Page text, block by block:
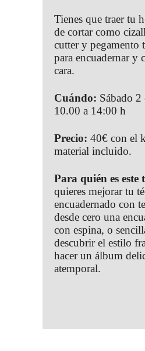
Tienes que traer tu
de cortar como
cutter y pegamento
para encuadernar y
cara.
Cuándo: Sábado 2
10.00 a 14:00 h
Precio: 40€ con el
material incluido.
Para quién es este
quieres mejorar tu
encuadernado con
desde cero una
con espina, o
descubrir el estilo
hacer un álbum
atemporal.